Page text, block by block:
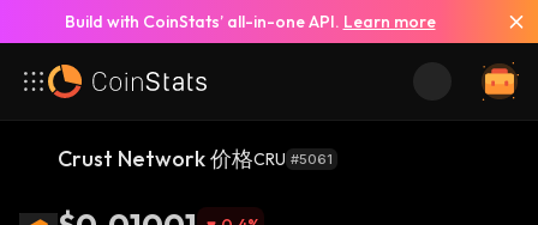
Build with CoinStats’ all-in-one API. Learn more
Crust Network 价格CRU #5061